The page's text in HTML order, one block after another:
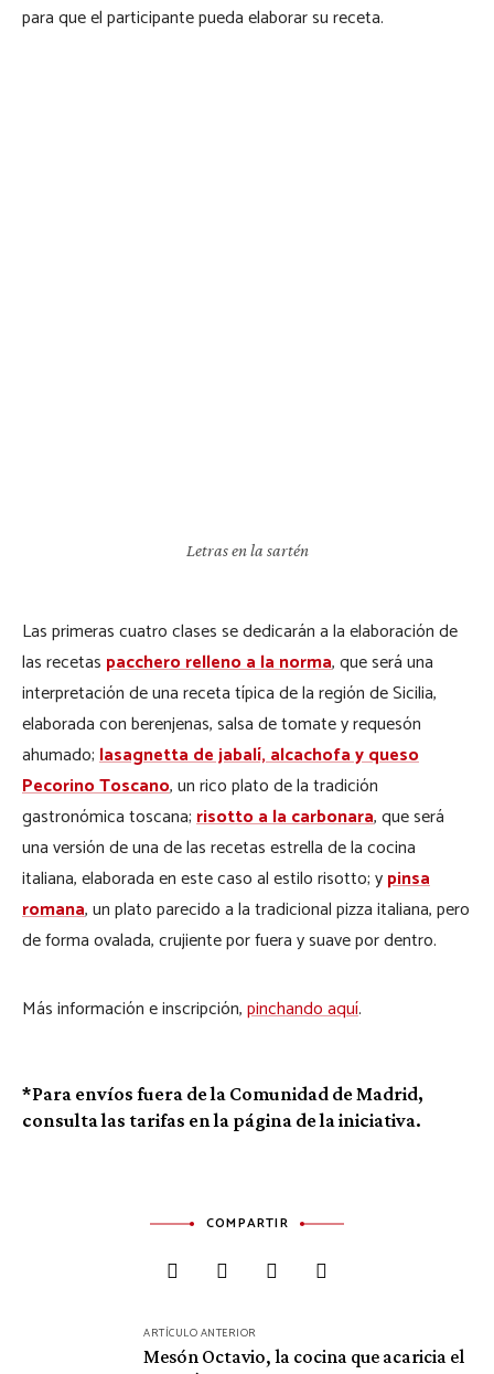
para que el participante pueda elaborar su receta.
Letras en la sartén
Las primeras cuatro clases se dedicarán a la elaboración de
las recetas pacchero relleno a la norma, que será una
interpretación de una receta típica de la región de Sicilia,
elaborada con berenjenas, salsa de tomate y requesón
ahumado;lasagnettade jabalí, alcachofa y queso
Pecorino Toscano, un rico plato de la tradición
gastronómica toscana;risotto a la carbonara, que será
una versión de una de las recetas estrella de la cocina
italiana, elaborada en este caso al estilo risotto; ypinsa
romana, un plato parecido a la tradicional pizza italiana, pero
de forma ovalada, crujiente por fuera y suave por dentro.
Más información e inscripción,pinchando aquí.
*Para envíos fuera de la Comunidad de Madrid,
consulta las tarifas en la página de la iniciativa.
COMPARTIR
ARTÍCULO ANTERIOR
Mesón Octavio, la cocina que acaricia el